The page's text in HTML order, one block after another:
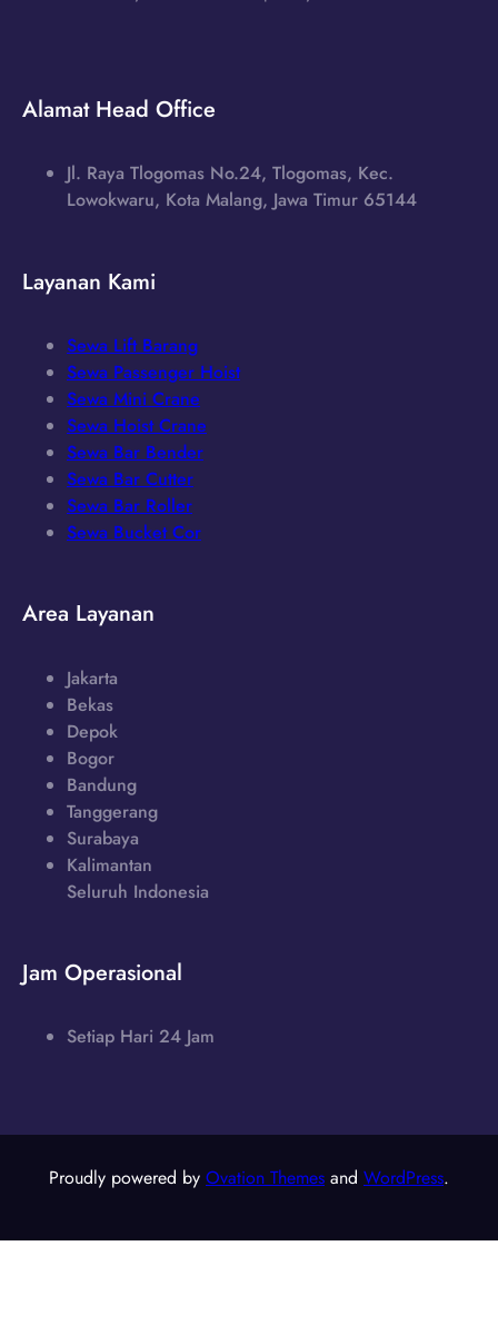
Alamat Head Office
Jl. Raya Tlogomas No.24, Tlogomas, Kec.
Lowokwaru, Kota Malang, Jawa Timur 65144
Layanan Kami
Sewa Lift Barang
Sewa Passenger Hoist
Sewa Mini Crane
Sewa Hoist Crane
Sewa Bar Bender
Sewa Bar Cutter
Sewa Bar Roller
Sewa Bucket Cor
Area Layanan
Jakarta
Bekas
Depok
Bogor
Bandung
Tanggerang
Surabaya
Kalimantan
Seluruh Indonesia
Jam Operasional
Setiap Hari 24 Jam
Proudly powered by Ovation Themes and WordPress.